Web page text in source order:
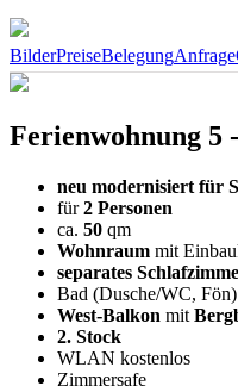
BilderPreiseBelegungAnfrage
Ferienwohnung
neu modernisiert für
für2 Personen
ca. 50 qm
Wohnraum mit
separates
Bad (Dusche/WC, Fön)
West-Balkon mit
2. Stock
WLAN kostenlos
Zimmersafe